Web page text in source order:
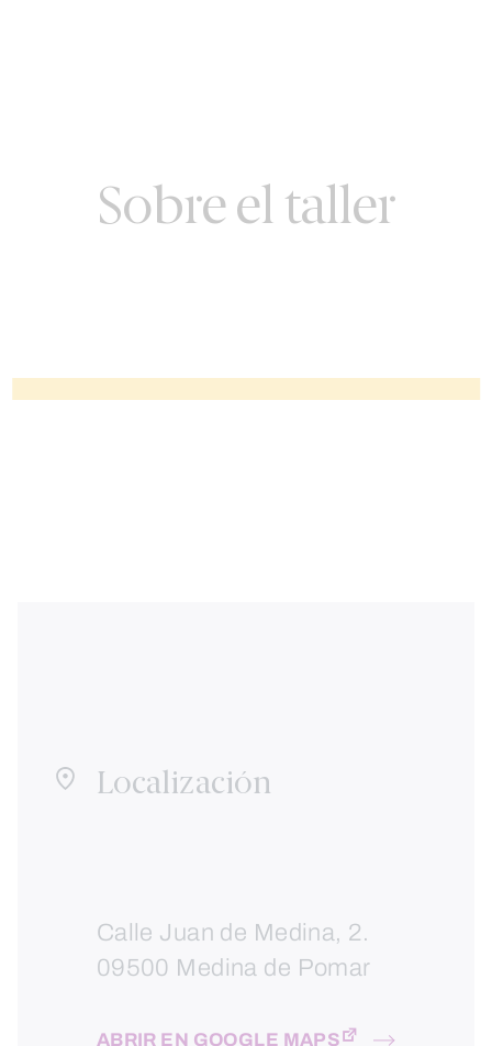
Sobre el taller
Localización
Calle Juan de Medina, 2.
09500 Medina de Pomar
ABRIR EN GOOGLE MAPS